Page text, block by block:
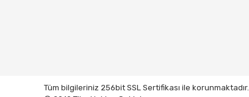
Tüm bilgileriniz 256bit SSL Sertifikası ile korunmaktadır.